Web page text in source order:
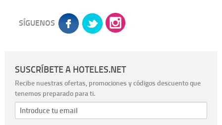
SÍGUENOS
SUSCRÍBETE A HOTELES.NET
Recibe nuestras ofertas, promociones y códigos descuento que
tenemos preparado para ti.